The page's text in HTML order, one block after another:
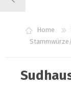
WUNSCHLISTE
0
Home